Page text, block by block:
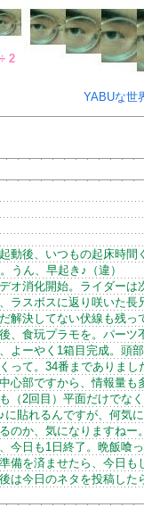
な戯
YABUな世
動後、いつもの起床時間
うん、早起き♪（違）
オ消化開始。ライダーは
ラスボスに返り咲いた長
解決してない伏線も残っ
、食玩プラモを。パーツ
よーやく1箱目完成。頭
って。34番までありま
心部ですから、情報量も
（2回目）平面だけでな
に貼れるんですが、何気
のか、気になりますねー。
今日も1日終了。晩飯喰
備を済ませたら、今日も
は今日のネタを投稿した